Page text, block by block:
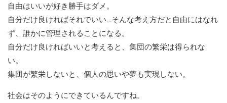
自由はいいが好き勝手はダメ。
自分だけ良ければそれでいい…そんな考え方だと自由にはなれ
ず、誰かに管理されることになる。
自分だけ良ければいいと考えると、集団の繁栄は得られな
い。
集団が繁栄しないと、個人の思いや夢も実現しない。
社会はそのようにできているんですね。